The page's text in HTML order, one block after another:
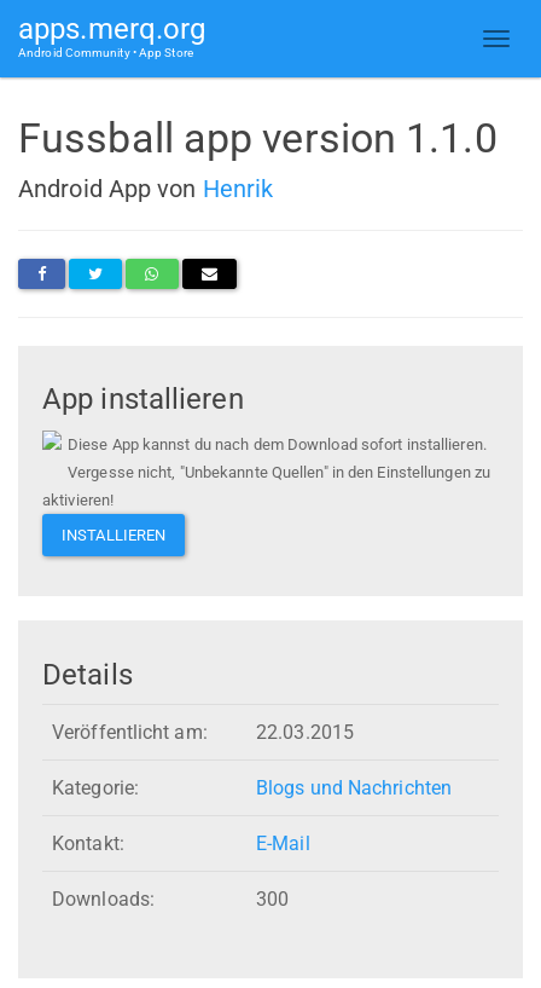
apps.merq.org
Android Community • App Store
Fussball app version 1.1.0
Android App von Henrik
App installieren
Diese App kannst du nach dem Download sofort installieren.
Vergesse nicht, "Unbekannte Quellen" in den Einstellungen zu
aktivieren!
INSTALLIEREN
Details
Veröffentlicht am: 22.03.2015
Kategorie: Blogs und Nachrichten
Kontakt: E-Mail
Downloads: 300